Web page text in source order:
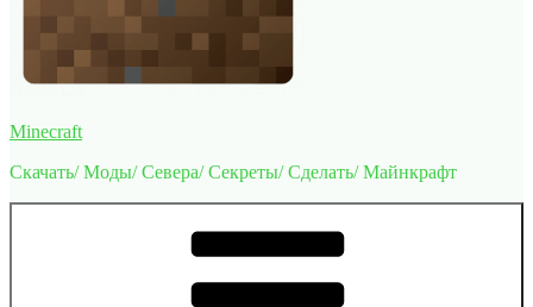
Minecraft
Скачать/ Моды/ Севера/ Секреты/ Сделать/ Майнкрафт